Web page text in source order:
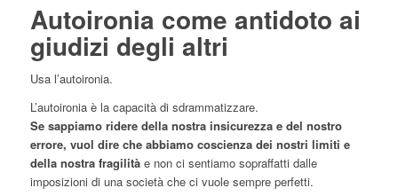
Autoironia come antidoto ai
giudizi degli altri
Usa l’autoironia.
L’autoironia è la capacità di sdrammatizzare.
Se sappiamo ridere della nostra insicurezza e del nostro
errore, vuol dire che abbiamo coscienza dei nostri limiti e
della nostra fragilitàe non ci sentiamo sopraffatti dalle
imposizioni di una società che ci vuole sempre perfetti.